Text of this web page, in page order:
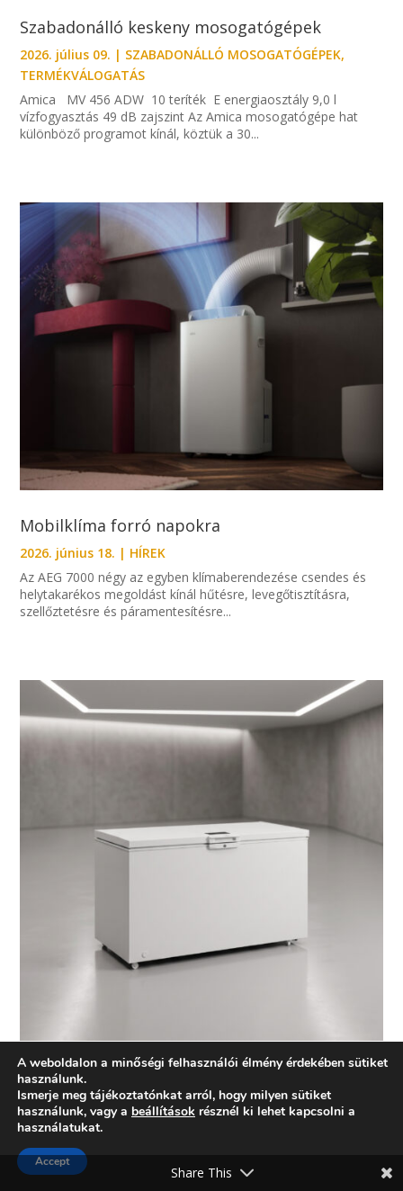
Szabadonálló keskeny mosogatógépek
2026. július 09. | SZABADONÁLLÓ MOSOGATÓGÉPEK,
TERMÉKVÁLOGATÁS
Amica MV 456 ADW 10 teríték E energiaosztály 9,0 l
vízfogyasztás 49 dB zajszint Az Amica mosogatógépe hat
különböző programot kínál, köztük a 30...
Mobilklíma forró napokra
2026. június 18. | HÍREK
Az AEG 7000 négy az egyben klímaberendezése csendes és
helytakarékos megoldást kínál hűtésre, levegőtisztításra,
szellőztetésre és páramentesítésre...
Rugalmasság határok nélkül
2026. július 17.
A weboldalon a minőségi felhasználói élmény érdekében sütiket
használunk.
Ismerje meg tájékoztatónkat arról, hogy milyen sütiket
használunk, vagy a beállítások résznél ki lehet kapcsolni a
használatukat.
Accept
Share This